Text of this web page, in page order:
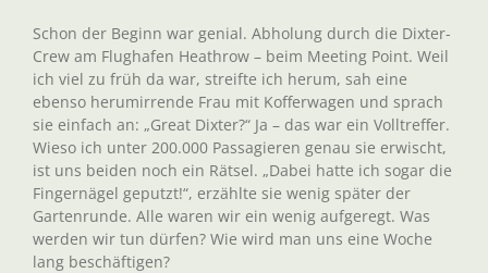
Schon der Beginn war genial. Abholung durch die Dixter-
Crew am Flughafen Heathrow – beim Meeting Point. Weil
ich viel zu früh da war, streifte ich herum, sah eine
ebenso herumirrende Frau mit Kofferwagen und sprach
sie einfach an: „Great Dixter?“ Ja – das war ein Volltreffer.
Wieso ich unter 200.000 Passagieren genau sie erwischt,
ist uns beiden noch ein Rätsel. „Dabei hatte ich sogar die
Fingernägel geputzt!“, erzählte sie wenig später der
Gartenrunde. Alle waren wir ein wenig aufgeregt. Was
werden wir tun dürfen? Wie wird man uns eine Woche
lang beschäftigen?